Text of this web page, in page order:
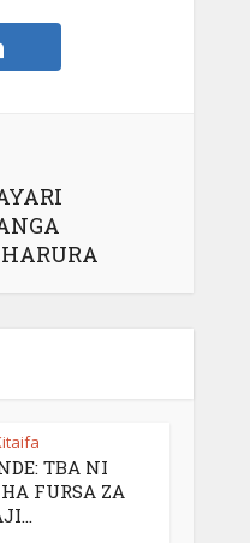
TBA NI
FURSA ZA